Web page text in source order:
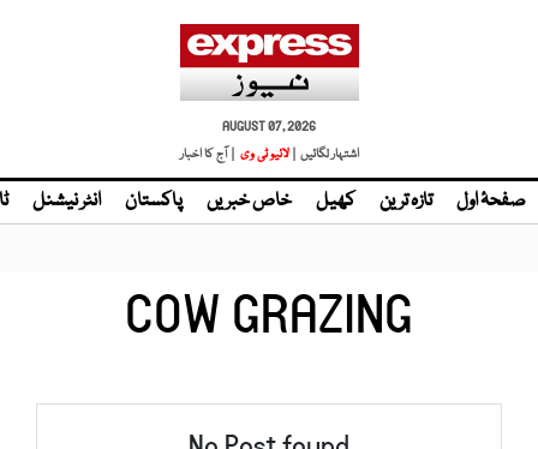
AUGUST 07, 2026
اشتہار لگائیں | لائیو ٹی وی | آج کا اخبار
صفحۂ اول تازہ ترین کھیل خاص خبریں پاکستان انٹر نیشنل
COW GRAZING